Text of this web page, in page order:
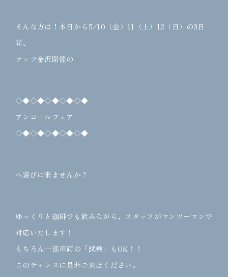
そんな方は！本日から5/10（金）11（土）12（日）の3日
間、
ナッツ金沢開催の
◇◆◇◆◇◆◇◆◇◆
アンコールフェア
◇◆◇◆◇◆◇◆◇◆
へ遊びに来ませんか？
ゆっくりと珈琲でも飲みながら、スタッフがマンツーマンで
対応いたします！
もちろん一部車両の「試乗」もOK！！
このチャンスに是非ご来店ください。